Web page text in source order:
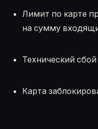
Лимит по карте
на сумму
Технический
Карта